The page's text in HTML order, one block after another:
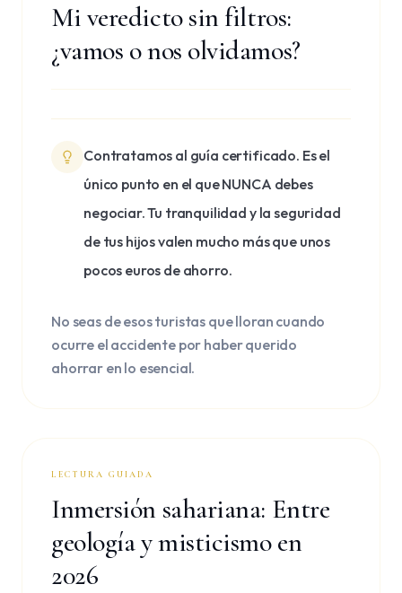
Mi veredicto sin filtros:
¿vamos o nos olvidamos?
Contratamos al guía certificado. Es el
único punto en el que NUNCA debes
negociar. Tu tranquilidad y la seguridad
de tus hijos valen mucho más que unos
pocos euros de ahorro.
No seas de esos turistas que lloran cuando
ocurre el accidente por haber querido
ahorrar en lo esencial.
LECTURA GUIADA
Inmersión sahariana: Entre
geología y misticismo en
2026